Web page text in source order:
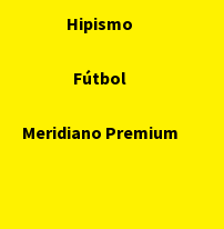
Hipismo
Fútbol
Meridiano Premium